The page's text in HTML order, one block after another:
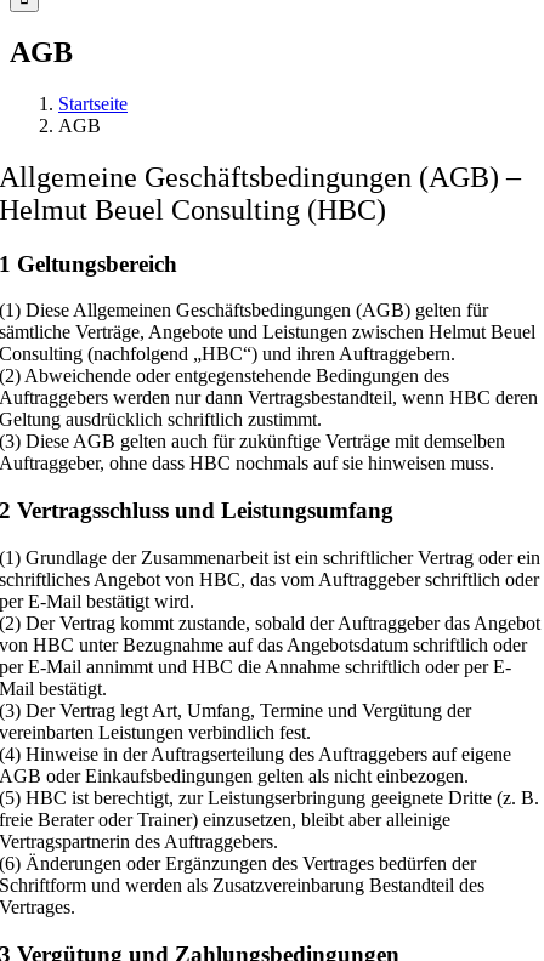
AGB
Startseite
AGB
Allgemeine Geschäftsbedingungen (AGB) –
Helmut Beuel Consulting (HBC)
1 Geltungsbereich
(1) Diese Allgemeinen Geschäftsbedingungen (AGB) gelten für
sämtliche Verträge, Angebote und Leistungen zwischen Helmut Beuel
Consulting (nachfolgend „HBC“) und ihren Auftraggebern.
(2) Abweichende oder entgegenstehende Bedingungen des
Auftraggebers werden nur dann Vertragsbestandteil, wenn HBC deren
Geltung ausdrücklich schriftlich zustimmt.
(3) Diese AGB gelten auch für zukünftige Verträge mit demselben
Auftraggeber, ohne dass HBC nochmals auf sie hinweisen muss.
2 Vertragsschluss und Leistungsumfang
(1) Grundlage der Zusammenarbeit ist ein schriftlicher Vertrag oder ein
schriftliches Angebot von HBC, das vom Auftraggeber schriftlich oder
per E-Mail bestätigt wird.
(2) Der Vertrag kommt zustande, sobald der Auftraggeber das Angebot
von HBC unter Bezugnahme auf das Angebotsdatum schriftlich oder
per E-Mail annimmt und HBC die Annahme schriftlich oder per E-
Mail bestätigt.
(3) Der Vertrag legt Art, Umfang, Termine und Vergütung der
vereinbarten Leistungen verbindlich fest.
(4) Hinweise in der Auftragserteilung des Auftraggebers auf eigene
AGB oder Einkaufsbedingungen gelten als nicht einbezogen.
(5) HBC ist berechtigt, zur Leistungserbringung geeignete Dritte (z. B.
freie Berater oder Trainer) einzusetzen, bleibt aber alleinige
Vertragspartnerin des Auftraggebers.
(6) Änderungen oder Ergänzungen des Vertrages bedürfen der
Schriftform und werden als Zusatzvereinbarung Bestandteil des
Vertrages.
3 Vergütung und Zahlungsbedingungen